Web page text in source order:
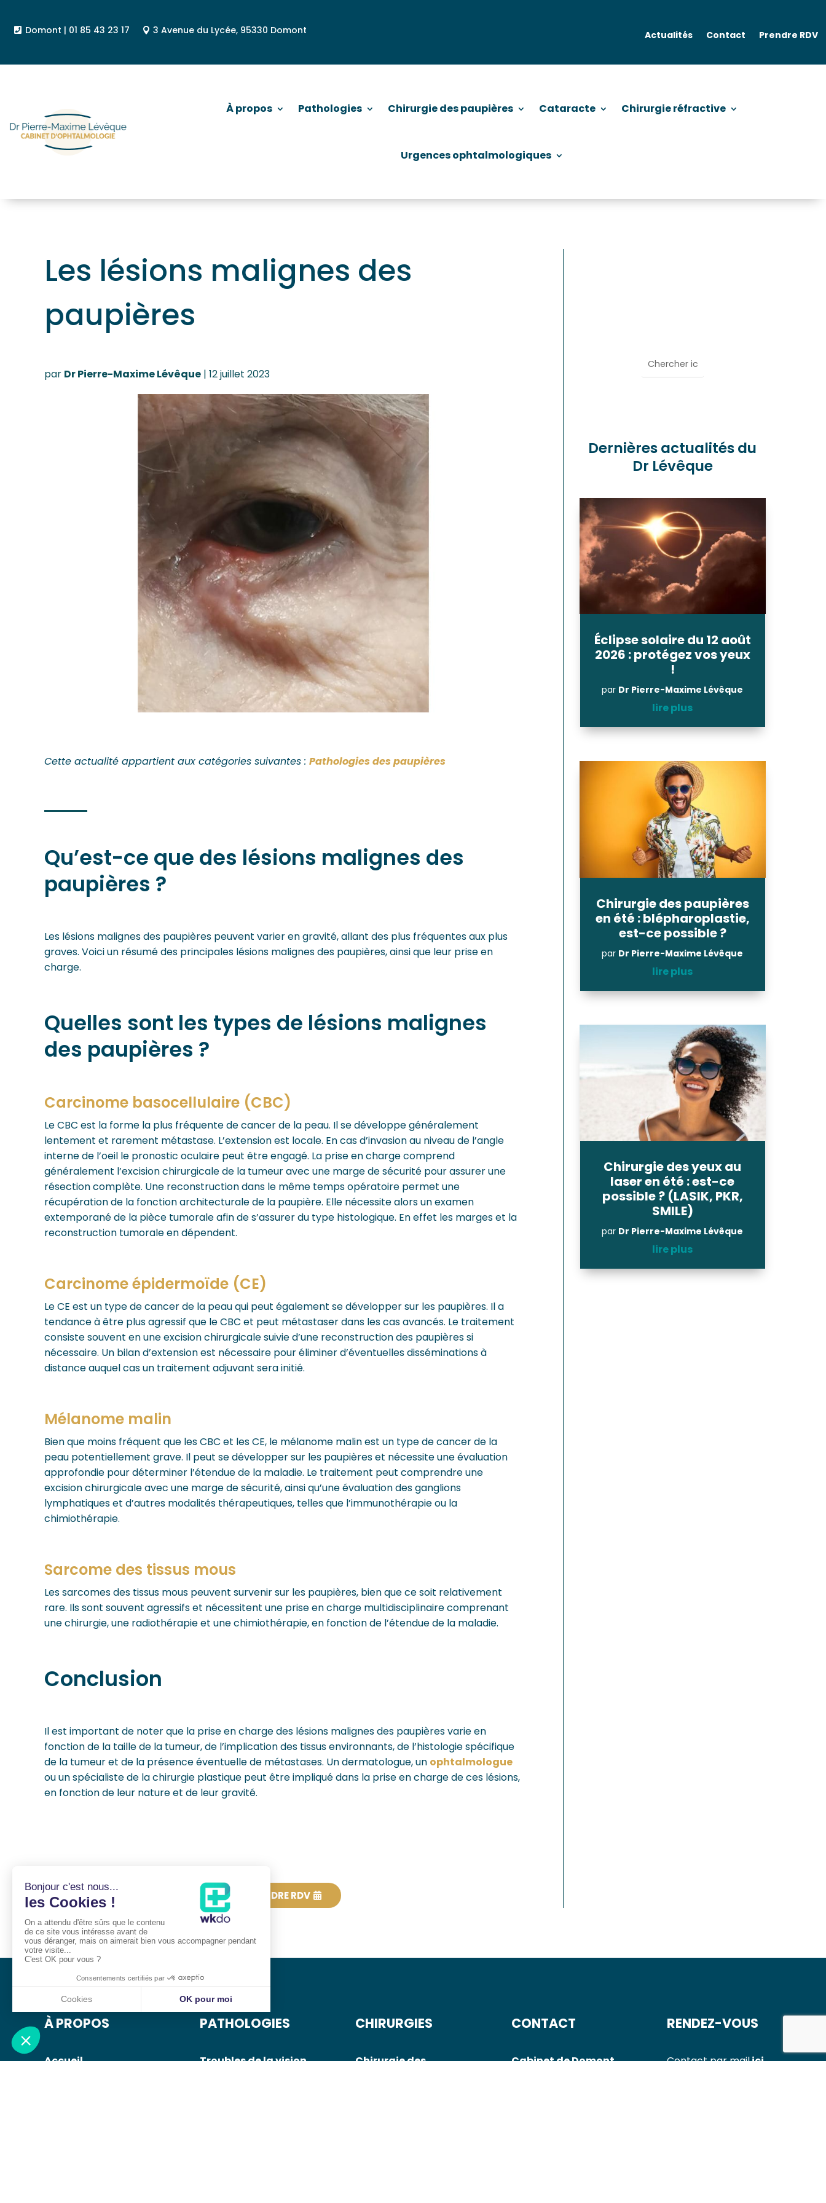
Domont | 01 85 43 23 17 3 Avenue du Lycée, 95330 Domont Actualités Contact Prendre RDV
À propos Pathologies Chirurgie des paupières Cataracte Chirurgie réfractive
Urgences ophtalmologiques
Les lésions malignes des
paupières
par Dr Pierre-Maxime Lévêque | 12 juillet 2023
Cette actualité appartient aux catégories suivantes : Pathologies des paupières
Qu’est-ce que des lésions malignes des
paupières ?
Les lésions malignes des paupières peuvent varier en gravité, allant des plus fréquentes aux plus
graves. Voici un résumé des principales lésions malignes des paupières, ainsi que leur prise en
charge.
Quelles sont les types de lésions malignes
des paupières ?
Carcinome basocellulaire (CBC)
Le CBC est la forme la plus fréquente de cancer de la peau. Il se développe généralement
lentement et rarement métastase. L’extension est locale. En cas d’invasion au niveau de l’angle
interne de l’oeil le pronostic oculaire peut être engagé. La prise en charge comprend
généralement l’excision chirurgicale de la tumeur avec une marge de sécurité pour assurer une
résection complète. Une reconstruction dans le même temps opératoire permet une
récupération de la fonction architecturale de la paupière. Elle nécessite alors un examen
extemporané de la pièce tumorale afin de s’assurer du type histologique. En effet les marges et la
reconstruction tumorale en dépendent.
Carcinome épidermoïde (CE)
Le CE est un type de cancer de la peau qui peut également se développer sur les paupières. Il a
tendance à être plus agressif que le CBC et peut métastaser dans les cas avancés. Le traitement
consiste souvent en une excision chirurgicale suivie d’une reconstruction des paupières si
nécessaire. Un bilan d’extension est nécessaire pour éliminer d’éventuelles disséminations à
distance auquel cas un traitement adjuvant sera initié.
Mélanome malin
Bien que moins fréquent que les CBC et les CE, le mélanome malin est un type de cancer de la
peau potentiellement grave. Il peut se développer sur les paupières et nécessite une évaluation
approfondie pour déterminer l’étendue de la maladie. Le traitement peut comprendre une
excision chirurgicale avec une marge de sécurité, ainsi qu’une évaluation des ganglions
lymphatiques et d’autres modalités thérapeutiques, telles que l’immunothérapie ou la
chimiothérapie.
Sarcome des tissus mous
Les sarcomes des tissus mous peuvent survenir sur les paupières, bien que ce soit relativement
rare. Ils sont souvent agressifs et nécessitent une prise en charge multidisciplinaire comprenant
une chirurgie, une radiothérapie et une chimiothérapie, en fonction de l’étendue de la maladie.
Conclusion
Il est important de noter que la prise en charge des lésions malignes des paupières varie en
fonction de la taille de la tumeur, de l’implication des tissus environnants, de l’histologie spécifique
de la tumeur et de la présence éventuelle de métastases. Un dermatologue, un ophtalmologue
ou un spécialiste de la chirurgie plastique peut être impliqué dans la prise en charge de ces lésions,
en fonction de leur nature et de leur gravité.
PRENDRE RDV
Dernières actualités du
Dr Lévêque
Éclipse solaire du 12 août
2026 : protégez vos yeux
!
par Dr Pierre-Maxime Lévêque
lire plus
Chirurgie des paupières
en été : blépharoplastie,
est-ce possible ?
par Dr Pierre-Maxime Lévêque
lire plus
Chirurgie des yeux au
laser en été : est-ce
possible ? (LASIK, PKR,
SMILE)
par Dr Pierre-Maxime Lévêque
lire plus
À PROPOS
Accueil
PATHOLOGIES
Troubles de la vision
CHIRURGIES
Chirurgie des
CONTACT
Cabinet de Domont
RENDEZ-VOUS
Contact par mailici ←